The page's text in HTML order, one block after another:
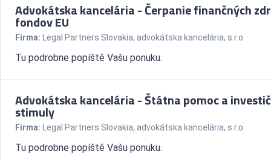
Advokátska kancelária - Čerpanie finančných
fondov EU
Firma: Legal Partners Slovakia, advokátska kancelária, s.r.o.
Tu podrobne popíště Vašu ponuku.
Advokátska kancelária - Štátna pomoc a
stimuly
Firma: Legal Partners Slovakia, advokátska kancelária, s.r.o.
Tu podrobne popíště Vašu ponuku.